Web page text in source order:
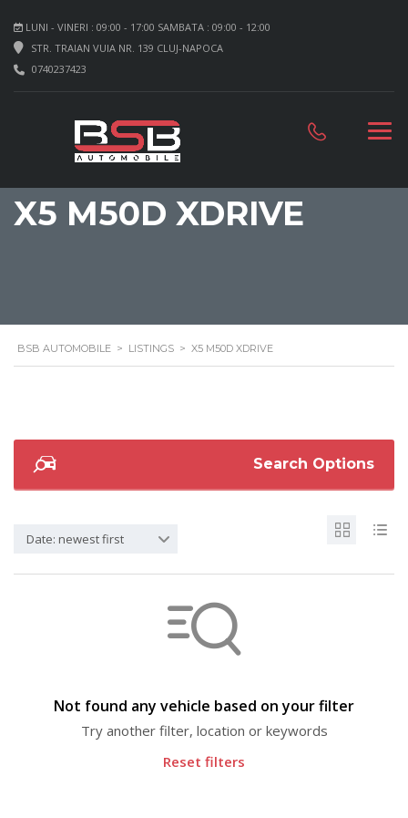
LUNI - VINERI : 09:00 - 17:00 SAMBATA : 09:00 - 12:00
STR. TRAIAN VUIA NR. 139 CLUJ-NAPOCA
0740237423
X5 M50D XDRIVE
BSB AUTOMOBILE > LISTINGS > X5 M50D XDRIVE
Search Options
Date: newest first
Not found any vehicle based on your filter
Try another filter, location or keywords
Reset filters